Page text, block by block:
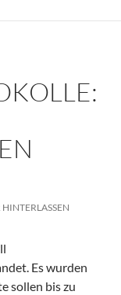
Es wurden
sollen bis zu